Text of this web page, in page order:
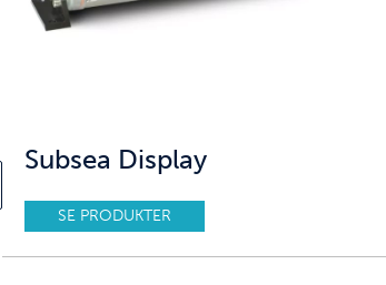
Subsea Display
SE PRODUKTER